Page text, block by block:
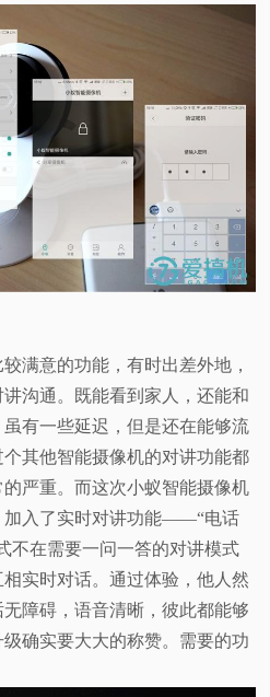
满意的功能，有时出差外地，
沟通。既能看到家人，还能和
有一些延迟，但是还在能够流
其他智能摄像机的对讲功能都
严重。而这次小蚁智能摄像机
加入了实时对讲功能——“电话
不在需要一问一答的对讲模式
实时对话。通过体验，他人然
障碍，语音清晰，彼此都能够
确实要大大的称赞。需要的功